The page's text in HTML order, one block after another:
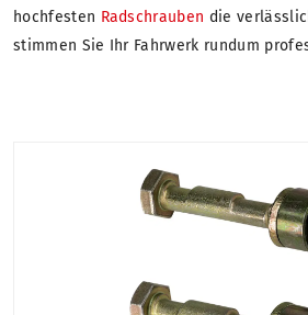
hochfesten Radschrauben die
stimmen Sie Ihr Fahrwerk rundum